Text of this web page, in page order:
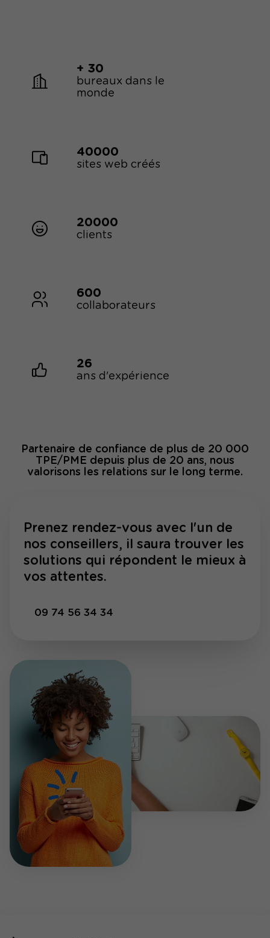
+ 30
bureaux dans le
monde
40000
sites web créés
20000
clients
600
collaborateurs
26
ans d'expérience
Partenaire de confiance de plus de 20 000
TPE/PME depuis plus de 20 ans, nous
valorisons les relations sur le long terme.
Prenez rendez-vous avec l'un de
nos conseillers, il saura trouver les
solutions qui répondent le mieux à
vos attentes.
09 74 56 34 34